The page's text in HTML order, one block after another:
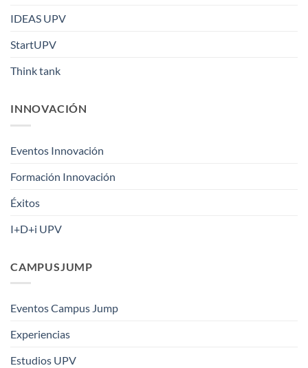
IDEAS UPV
StartUPV
Think tank
INNOVACIÓN
Eventos Innovación
Formación Innovación
Éxitos
I+D+i UPV
CAMPUSJUMP
Eventos Campus Jump
Experiencias
Estudios UPV